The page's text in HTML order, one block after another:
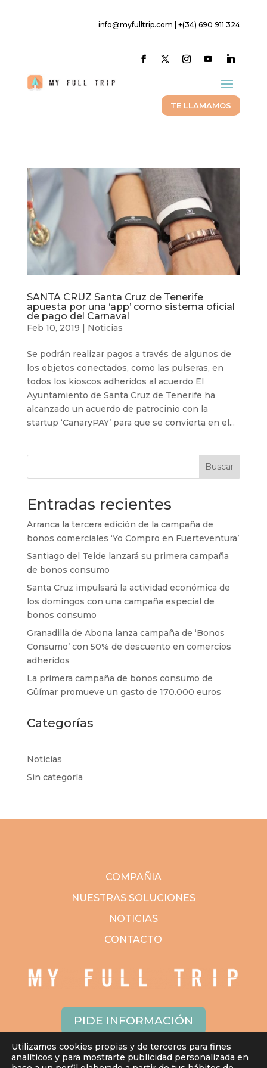
info@myfulltrip.com | +(34) 690 911 324
TE LLAMAMOS
SANTA CRUZ Santa Cruz de Tenerife
apuesta por una ‘app’ como sistema oficial
de pago del Carnaval
Feb 10, 2019 | Noticias
Se podrán realizar pagos a través de algunos de
los objetos conectados, como las pulseras, en
todos los kioscos adheridos al acuerdo El
Ayuntamiento de Santa Cruz de Tenerife ha
alcanzado un acuerdo de patrocinio con la
startup ‘CanaryPAY’ para que se convierta en el...
Buscar
Entradas recientes
Arranca la tercera edición de la campaña de
bonos comerciales ‘Yo Compro en Fuerteventura’
Santiago del Teide lanzará su primera campaña
de bonos consumo
Santa Cruz impulsará la actividad económica de
los domingos con una campaña especial de
bonos consumo
Granadilla de Abona lanza campaña de ‘Bonos
Consumo’ con 50% de descuento en comercios
adheridos
La primera campaña de bonos consumo de
Güímar promueve un gasto de 170.000 euros
Categorías
Noticias
Sin categoría
COMPAÑIA
NUESTRAS SOLUCIONES
NOTICIAS
CONTACTO
PIDE INFORMACIÓN
Utilizamos cookies propias y de terceros para fines
analíticos y para mostrarte publicidad personalizada en